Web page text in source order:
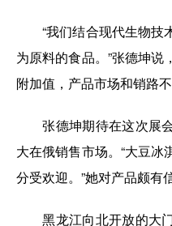
“我们结合现代生物技
为原料的食品。”张德坤
附加值，产品市场和销路不
张德坤期待在这次展会
大在俄销售市场。“大豆
分受欢迎。”她对产品颇有
黑龙江向北开放的大门